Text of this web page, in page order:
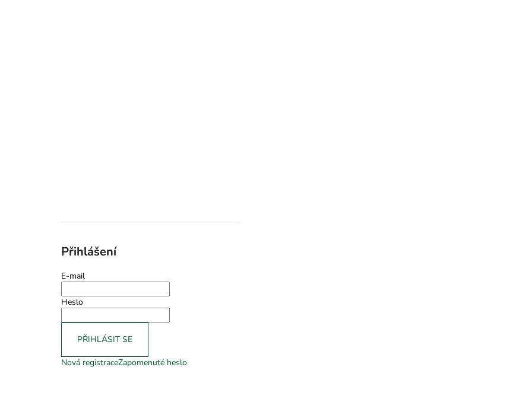
Přihlášení
E-mail
Heslo
PŘIHLÁSIT SE
Nová registraceZapomenuté heslo